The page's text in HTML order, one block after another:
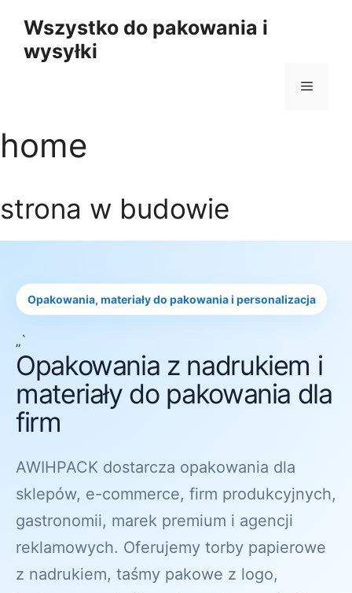
treści
Wszystko do pakowania i
wysyłki
Menu
home
strona w budowie
Opakowania, materiały do pakowania i personalizacja
„`
Opakowania z nadrukiem i
materiały do pakowania dla
firm
AWIHPACK dostarcza opakowania dla
sklepów, e-commerce, firm produkcyjnych,
gastronomii, marek premium i agencji
reklamowych. Oferujemy torby papierowe
z nadrukiem, taśmy pakowe z logo,